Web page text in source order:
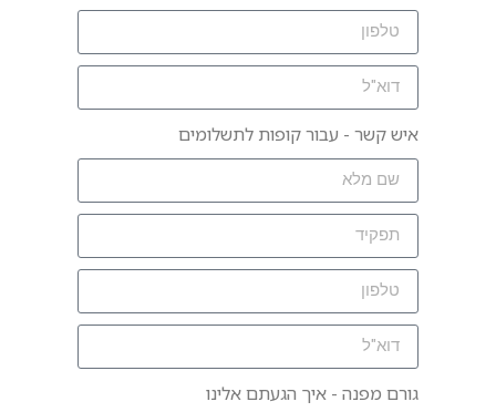
איש קשר - עבור קופות לתשלומים
גורם מפנה - איך הגעתם אלינו